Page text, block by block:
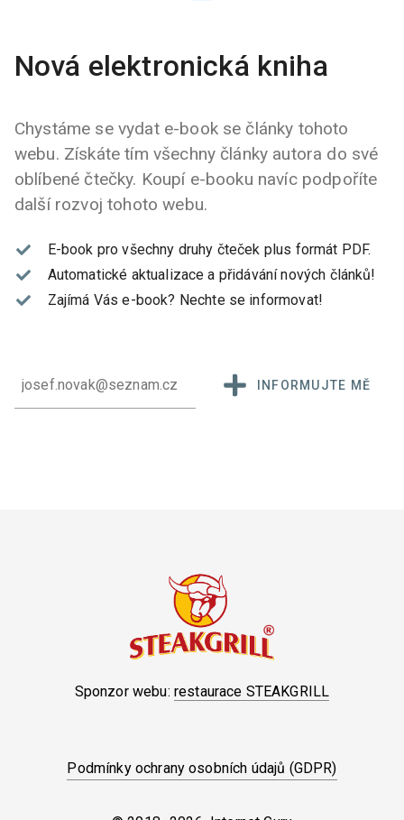
Nová elektronická kniha
Chystáme se vydat e-book se články tohoto
webu. Získáte tím všechny články autora do své
oblíbené čtečky. Koupí e-booku navíc podpoříte
další rozvoj tohoto webu.
E-book pro všechny druhy čteček plus formát PDF.
Automatické aktualizace a přidávání nových článků!
Zajímá Vás e-book? Nechte se informovat!
INFORMUJTE MĚ
Sponzor webu: restaurace STEAKGRILL
Podmínky ochrany osobních údajů (GDPR)